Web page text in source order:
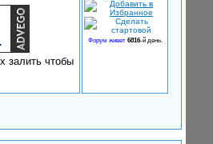
залить чтобы
Форум живет 6816-й день.